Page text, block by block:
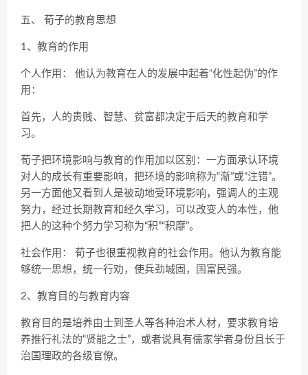
五、 荀子的教育思想
1、教育的作用
个人作用： 他认为教育在人的发展中起着“化性起伪”的作
用：
首先，人的贵贱、智慧、贫富都决定于后天的教育和学
习。
荀子把环境影响与教育的作用加以区别：一方面承认环境
对人的成长有重要影响，把环境的影响称为“渐”或“注错”。
另一方面他又看到人是被动地受环境影响，强调人的主观
努力，经过长期教育和经久学习，可以改变人的本性，他
把人的这种个努力学习称为“积”“积靡”。
社会作用： 荀子也很重视教育的社会作用。他认为教育能
够统一思想，统一行劝，使兵劲城固，国富民强。
2、教育目的与教育内容
教育目的是培养由士到圣人等各种治术人材，要求教育培
养推行礼法的“贤能之士”，或者说具有儒家学者身份且长于
治国理政的各级官僚。